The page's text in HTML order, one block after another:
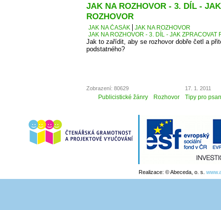
JAK NA ROZHOVOR - 3. DÍL -
ROZHOVOR
JAK NA ČASÁK
JAK NA ROZHOVOR
JAK NA ROZHOVOR - 3. DÍL - JAK ZPRACOVAT
Jak to zařídit, aby se rozhovor dobře četl a
podstatného?
Zobrazení: 80629 17. 1. 2011
Publicistické žánry Rozhovor Tipy pro
Realizace: © Abeceda, o. s.